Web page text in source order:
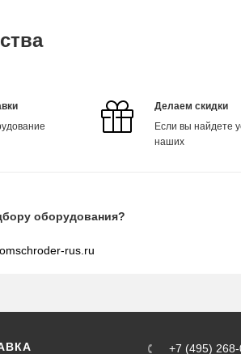
Делаем скидки
Если вы найдете
наших
оборудования?
rus.ru
+7 (495)